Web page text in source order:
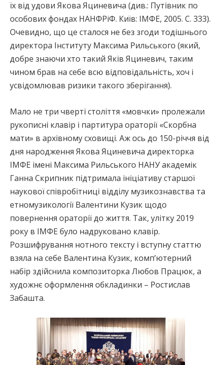
їх від удови Якова Яциневича (див.: Путівник по
особових фондах НАНФРіФ. Київ: ІМФЕ, 2005. С. 333).
Очевидно, що це сталося не без згоди тодішнього
директора Інституту Максима Рильського (який,
добре знаючи хто такий Яків Яциневич, таким
чином брав на себе всю відповідальність, хоч і
усвідомлював ризики такого зберігання).
Мало не три чверті століття «мовчки» пролежали
рукописні клавір і партитура ораторії «Скорбна
мати» в архівному сховищі. Аж ось до 150-річчя від
дня народження Якова Яциневича директорка
ІМФЕ імені Максима Рильського НАНУ академік
Ганна Скрипник підтримала ініціативу старшої
наукової співробітниці відділу музикознавства та
етномузикології Валентини Кузик щодо
повернення ораторії до життя. Так, улітку 2019
року в ІМФЕ було надруковано клавір.
Розшифрування нотного тексту і вступну статтю
взяла на себе Валентина Кузик, комп’ютерний
набір здійснила композиторка Любов Працюк, а
художнє оформлення обкладинки – Ростислав
Забашта.